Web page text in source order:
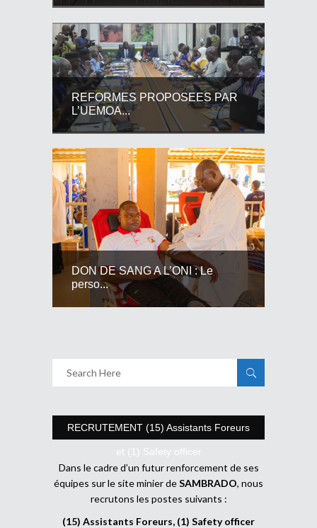
REFORMES PROPOSEES PAR
L’UEMOA...
DON DE SANG A L’ONI : Le
perso...
RECRUTEMENT (15) Assistants Foreurs
et (1) Safety officer
Dans le cadre d’un futur renforcement de ses
équipes sur le site minier deSAMBRADO, nous
recrutons les postes suivants :
(15) Assistants Foreurs, (1) Safety officer